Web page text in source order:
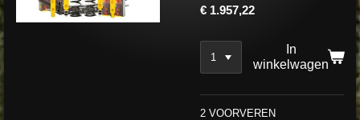
€ 1.957,22
In
winkelwagen
2 VOORVEREN